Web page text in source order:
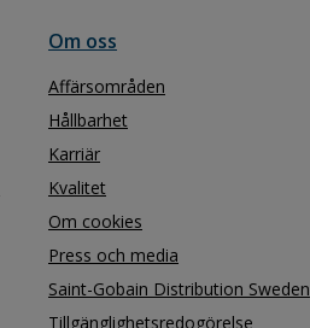
Om oss
Affärsområden
Hållbarhet
Karriär
Kvalitet
Om cookies
Press och media
Saint-Gobain Distribution Sweden
Tillgänglighetsredogörelse